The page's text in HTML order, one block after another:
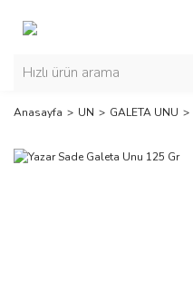
Anasayfa UN GALETA UNU